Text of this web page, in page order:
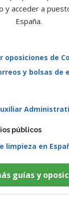
y acceder a
España.
oposiciones de
y bolsas de
públicos
limpieza en
guías y